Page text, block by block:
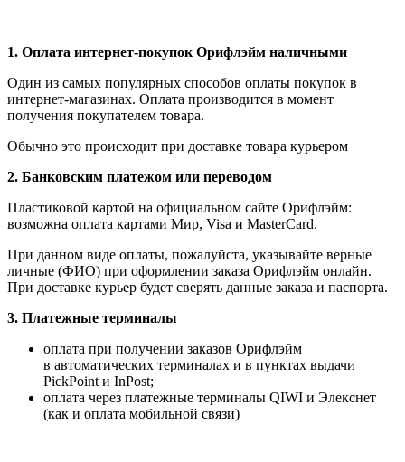
1. Оплата интернет-покупок Орифлэйм наличными
Один из самых популярных способов оплаты покупок в
интернет-магазинах. Оплата производится в момент
получения покупателем товара.
Обычно это происходит при доставке товара курьером
2. Банковским платежом или переводом
Пластиковой картой на официальном сайте Орифлэйм:
возможна оплата картами Мир, Visa и MasterCard.
При данном виде оплаты, пожалуйста, указывайте верные
личные (ФИО) при оформлении заказа Орифлэйм онлайн.
При доставке курьер будет сверять данные заказа и паспорта.
3. Платежные терминалы
оплата при получении заказов Орифлэйм
в автоматических терминалах и в пунктах выдачи
PickPoint и InPost;
оплата через платежные терминалы QIWI и Элекснет
(как и оплата мобильной связи)